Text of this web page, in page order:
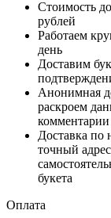
Стоимость
рублей
Работаем
день
Доставим
Анонимная
раскроем
комментарии
Доставка по
точный
букета
Оплата